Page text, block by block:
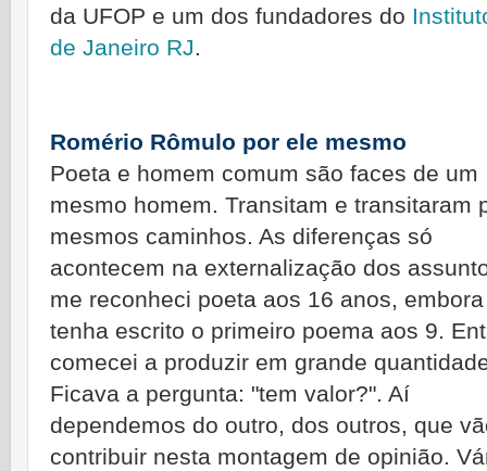
da UFOP e um dos fundadores do
de Janeiro RJ.
Romério Rômulo por ele mesmo
Poeta e homem comum são faces de um
mesmo homem. Transitam e transitaram
mesmos caminhos. As diferenças só
acontecem na externalização dos
me reconheci poeta aos 16 anos, embora
tenha escrito o primeiro poema aos 9.
comecei a produzir em grande
Ficava a pergunta: "tem valor?". Aí
dependemos do outro, dos outros, que
contribuir nesta montagem de opinião.